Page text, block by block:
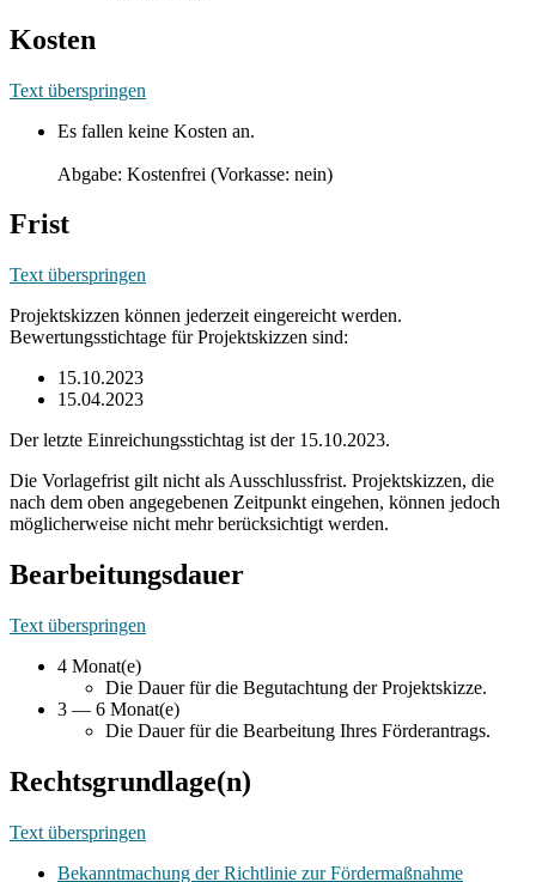
Kosten
Text überspringen
Es fallen keine Kosten an.
Abgabe: Kostenfrei (Vorkasse: nein)
Frist
Text überspringen
Projektskizzen können jederzeit eingereicht werden.
Bewertungsstichtage für Projektskizzen sind:
15.10.2023
15.04.2023
Der letzte Einreichungsstichtag ist der 15.10.2023.
Die Vorlagefrist gilt nicht als Ausschlussfrist. Projektskizzen, die
nach dem oben angegebenen Zeitpunkt eingehen, können jedoch
möglicherweise nicht mehr berücksichtigt werden.
Bearbeitungsdauer
Text überspringen
4 Monat(e)
Die Dauer für die Begutachtung der Projektskizze.
3 — 6 Monat(e)
Die Dauer für die Bearbeitung Ihres Förderantrags.
Rechtsgrundlage(n)
Text überspringen
Bekanntmachung der Richtlinie zur Fördermaßnahme